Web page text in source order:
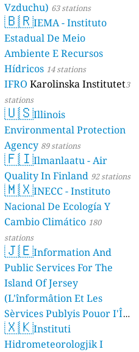
Vzduchu) 63 stations
🇧🇷IEMA - Instituto
Estadual De Meio
Ambiente E Recursos
Hídricos 14 stations
IFRO Karolinska Institutet3
stations
🇺🇸Illinois
Environmental Protection
Agency 89 stations
🇫🇮Ilmanlaatu - Air
Quality In Finland 92 stations
🇲🇽INECC - Instituto
Nacional De Ecología Y
Cambio Climático 180
stations
🇯🇪Information And
Public Services For The
Island Of Jersey
(L'înformâtion Et Les
Sèrvices Publyis Pouor I'Île
Dé Jèrri) 2 stations
🇽🇰Instituti
Hidrometeorologjik I